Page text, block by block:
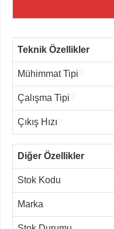
Teknik Özellikler
Mühimmat Tipi
Çalışma Tipi
Çıkış Hızı
Diğer Özellikler
Stok Kodu
Marka